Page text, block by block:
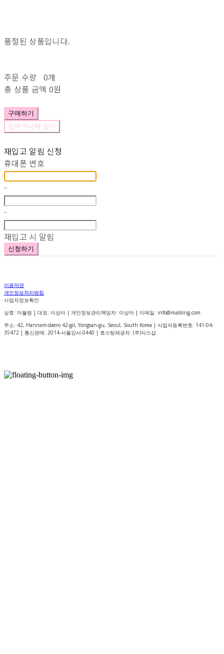
품절된 상품입니다.
주문 수량
0개
총 상품 금액 0원
구매하기
장바구니에 담기
재입고 알림 신청
휴대폰 번호
-
-
재입고 시 알림
신청하기
이용약관
개인정보처리방침
사업자정보확인
상호: 마블링 | 대표: 이상아 | 개인정보관리책임자: 이상아 | 이메일: info@mabling.com
주소: 42, Hannam-daero 42-gil, Yongsan-gu, Seoul, South Korea | 사업자등록번호: 141-04-
35472 | 통신판매: 2014-서울강서-0440 | 호스팅제공자: (주)식스샵